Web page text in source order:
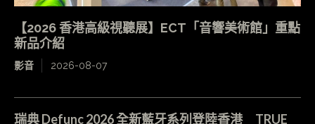
【2026 香港高級視聽展】ECT「音響美術館」重點
新品介紹
影音 2026-08-07
瑞典 Defunc 2026 全新藍牙系列登陸香港 TRUE